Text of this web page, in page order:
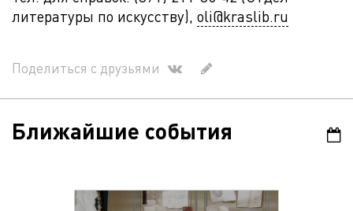
литературы по искусству), oli@kraslib.ru
Поделиться с друзьями
Ближайшие события